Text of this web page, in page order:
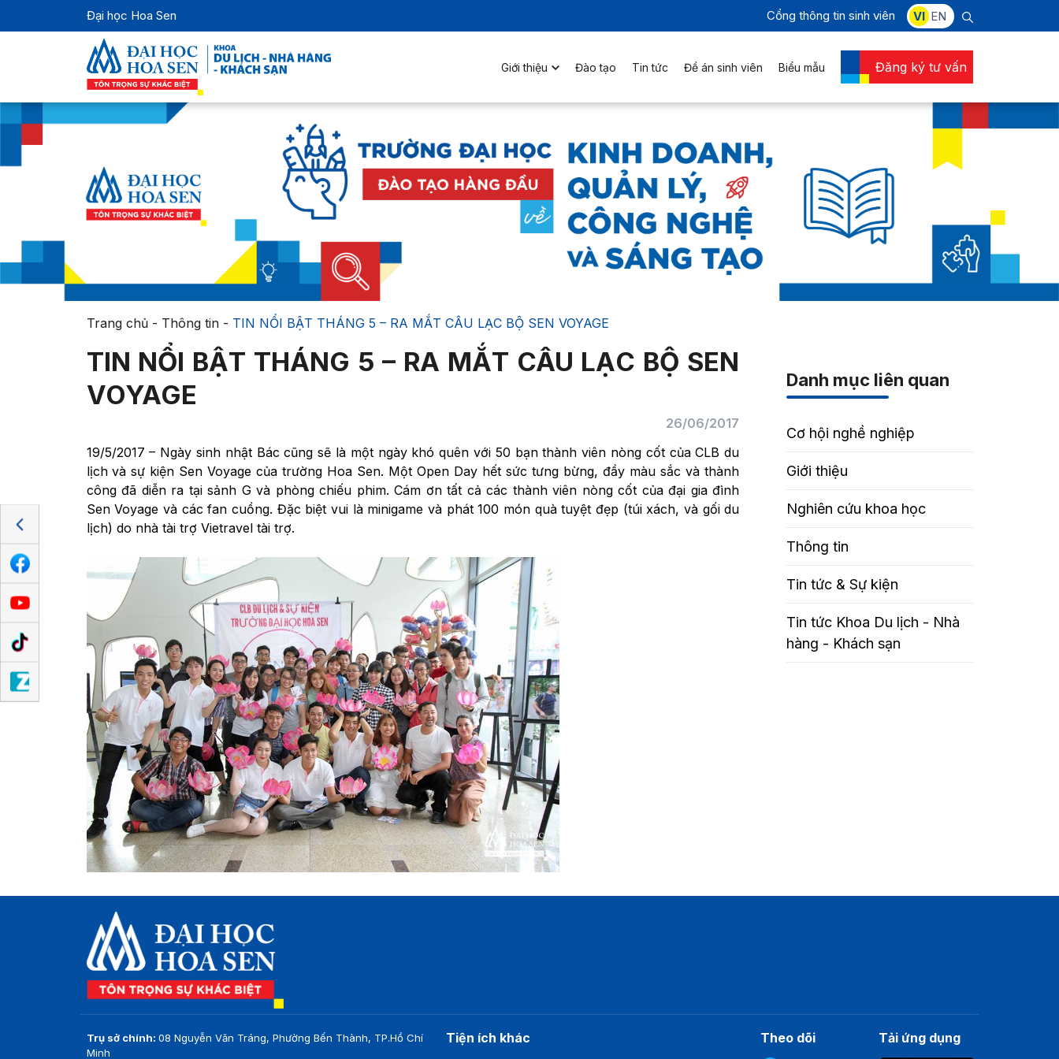
Đại học Hoa Sen Cổng thông tin sinh viên VI EN
Giới thiệu Đào tạo Tin tức Đề án sinh viên Biểu mẫu Đăng ký tư vấn
Trang chủ- Thông tin- TIN NỔI BẬT THÁNG 5 – RA MẮT CÂU LẠC BỘ SEN VOYAGE
TIN NỔI BẬT THÁNG 5 – RA MẮT CÂU LẠC BỘ SEN
VOYAGE
26/06/2017
19/5/2017 – Ngày sinh nhật Bác cũng sẽ là một ngày khó quên với 50 bạn thành viên nòng cốt của CLB du
lịch và sự kiện Sen Voyage của trường Hoa Sen. Một Open Day hết sức tưng bừng, đầy màu sắc và thành
công đã diễn ra tại sảnh G và phòng chiếu phim. Cám ơn tất cả các thành viên nòng cốt của đại gia đình
Sen Voyage và các fan cuồng. Đặc biệt vui là minigame và phát 100 món quà tuyệt đẹp (túi xách, và gối du
lịch) do nhà tài trợ Vietravel tài trợ.
Danh mục liên quan
Cơ hội nghề nghiệp
Giới thiệu
Nghiên cứu khoa học
Thông tin
Tin tức & Sự kiện
Tin tức Khoa Du lịch - Nhà
hàng - Khách sạn
Trụ sở chính: 08 Nguyễn Văn Tráng, Phường Bến Thành, TP.Hồ Chí
Minh
Tiện ích khác Theo dõi Tải ứng dụng